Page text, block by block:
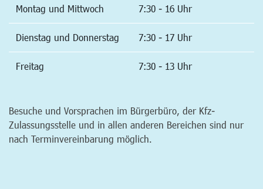
Montag und Mittwoch 7:30 - 16 Uhr
Dienstag und Donnerstag 7:30 - 17 Uhr
Freitag 7:30 - 13 Uhr
Besuche und Vorsprachen im Bürgerbüro, der Kfz-
Zulassungsstelle und in allen anderen Bereichen sind nur
nach Terminvereinbarung möglich.